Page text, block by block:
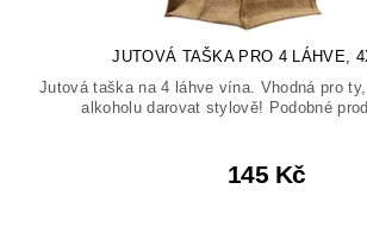
JUTOVÁ TAŠKA PRO 4 LÁHVE,
Jutová taška na 4 láhve vína. Vhodná pro
alkoholu darovat stylově! Podobné
145 Kč